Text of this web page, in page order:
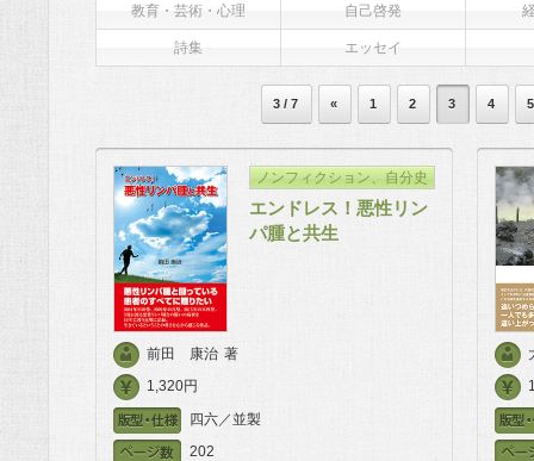
教育・芸術・心理 自己啓発
詩集 エッセイ
3 / 7 « 1 2 3 4 5
ノンフィクション、自分史
エンドレス！悪性リン
パ腫と共生
前田 康治 著
1,320円
四六／並製
202